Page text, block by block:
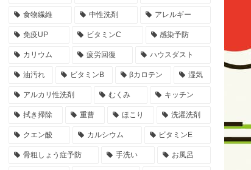
食物繊維 中性洗剤 アレルギー
免疫UP ビタミンC 感染予防
カリウム 疲労回復 ハウスダスト
油汚れ ビタミンB βカロテン 湿気
アルカリ性洗剤 むくみ キッチン
拭き掃除 重曹 ほこり 洗濯洗剤
クエン酸 カルシウム ビタミンE
骨粗しょう症予防 手洗い お風呂